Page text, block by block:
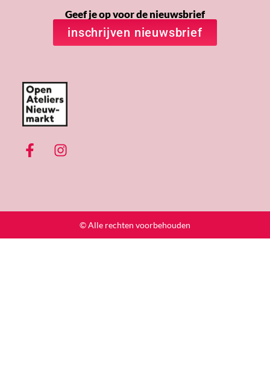
Geef je op voor de nieuwsbrief
inschrijven nieuwsbrief
© Alle rechten voorbehouden